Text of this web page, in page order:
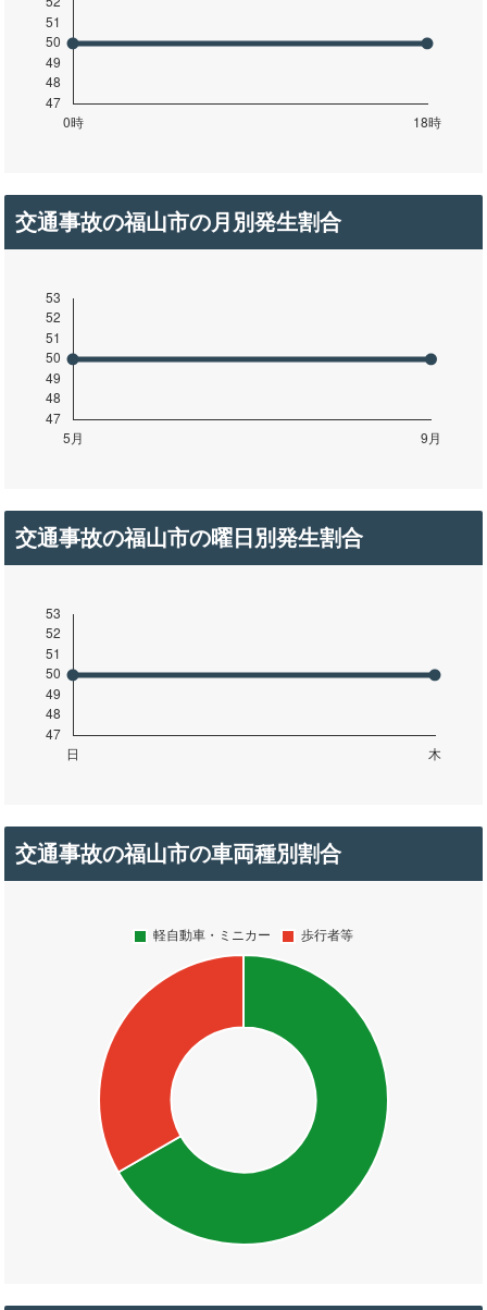
交通事故の福山市の月別発生割合
交通事故の福山市の曜日別発生割合
交通事故の福山市の車両種別割合